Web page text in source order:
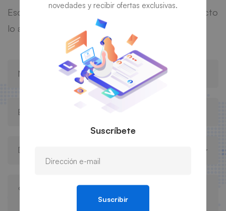
Escríbenos un mensaje, nos podremos en contacto
lo antes posible 😉
novedades y recibir ofertas exclusivas.
Suscríbete
Suscribir